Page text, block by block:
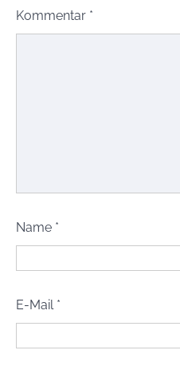
Kommentar *
Name *
E-Mail *